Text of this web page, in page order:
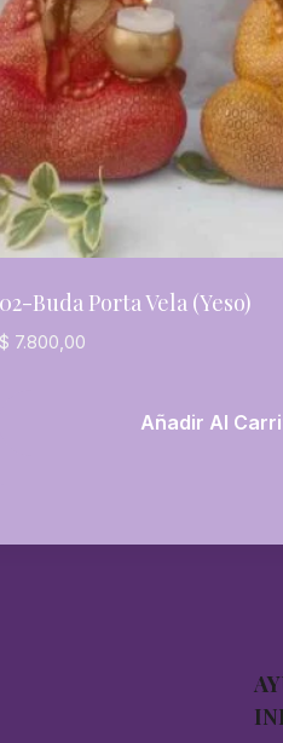
02-Buda Porta Vela (yeso)
$ 7.800,00
Añadir Al